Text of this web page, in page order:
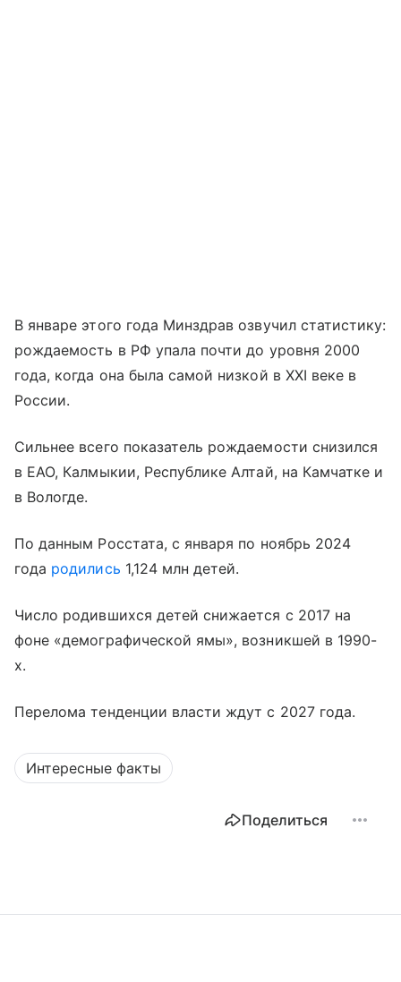
В январе этого года Минздрав озвучил статистику:
рождаемость в РФ упала почти до уровня 2000
года, когда она была самой низкой в XXI веке в
России.
Сильнее всего показатель рождаемости снизился
в ЕАО, Калмыкии, Республике Алтай, на Камчатке и
в Вологде.
По данным Росстата, с января по ноябрь 2024
года родились 1,124 млн детей.
Число родившихся детей снижается с 2017 на
фоне «демографической ямы», возникшей в 1990-
х.
Перелома тенденции власти ждут с 2027 года.
Интересные факты
Поделиться